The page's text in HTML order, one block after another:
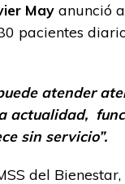
May anunció
pacientes
atender
actualidad,
sin servicio”.
del